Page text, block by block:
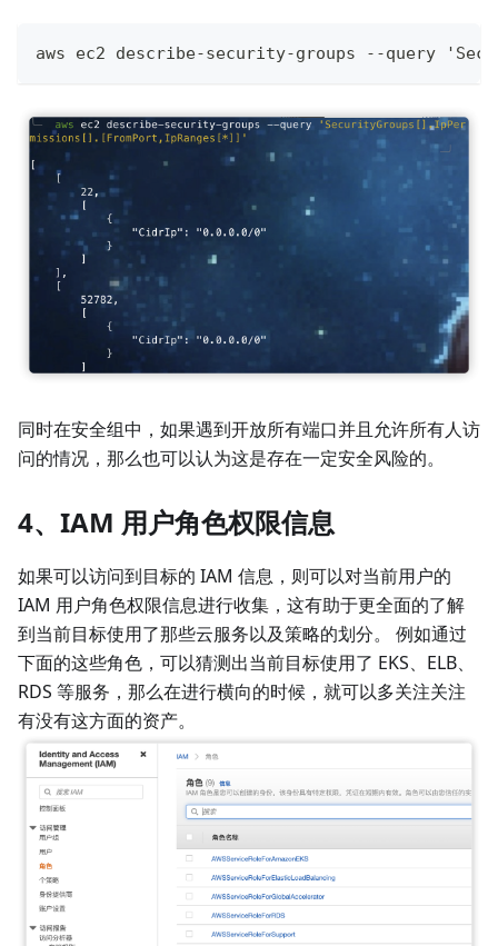
aws ec2 describe-security-groups --query
同时在安全组中，如果遇到开放所有端口并且允许所有人访
问的情况，那么也可以认为这是存在一定安全风险的。
4、IAM 用户角色权限信息
如果可以访问到目标的 IAM 信息，则可以对当前用户的
IAM 用户角色权限信息进行收集，这有助于更全面的了解
到当前目标使用了那些云服务以及策略的划分。 例如通过
下面的这些角色，可以猜测出当前目标使用了 EKS、ELB、
RDS 等服务，那么在进行横向的时候，就可以多关注关注
有没有这方面的资产。